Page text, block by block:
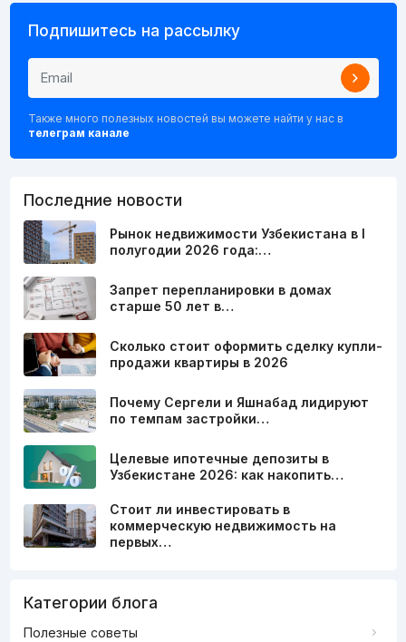
Подпишитесь на рассылку
Также много полезных новостей вы можете найти у нас в
телеграм канале
Последние новости
Рынок недвижимости Узбекистана в I
полугодии 2026 года:…
Запрет перепланировки в домах
старше 50 лет в…
Сколько стоит оформить сделку купли-
продажи квартиры в 2026
Почему Сергели и Яшнабад лидируют
по темпам застройки…
Целевые ипотечные депозиты в
Узбекистане 2026: как накопить…
Стоит ли инвестировать в
коммерческую недвижимость на
первых…
Категории блога
Полезные советы